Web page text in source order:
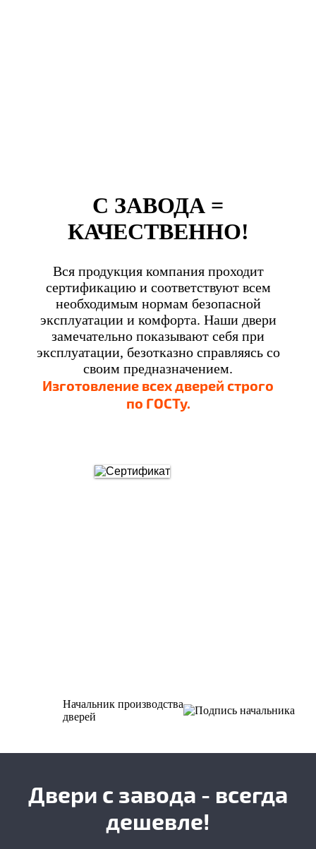
С ЗАВОДА =
КАЧЕСТВЕННО!
Вся продукция компания проходит
сертификацию и соответствуют всем
необходимым нормам безопасной
эксплуатации и комфорта. Наши двери
замечательно показывают себя при
эксплуатации, безотказно справляясь со
своим предназначением.
Изготовление всех дверей строго
по ГОСТу.
Начальник производства
дверей
Двери с завода - всегда
дешевле!